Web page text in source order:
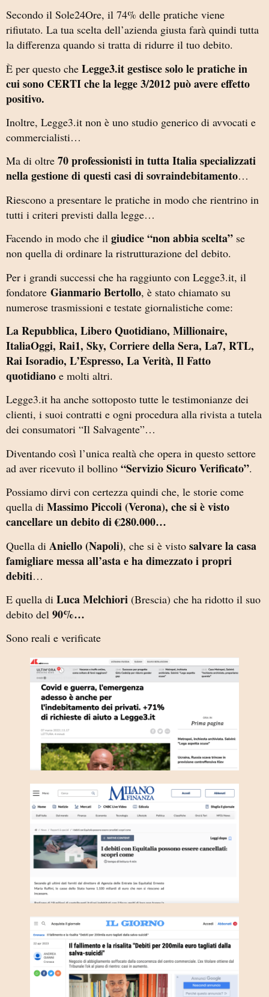
Secondo il Sole24Ore, il 74% delle pratiche viene
rifiutato. La tua scelta dell’azienda giusta farà quindi tutta
la differenza quando si tratta di ridurre il tuo debito.
È per questo che Legge3.it gestisce solo le pratiche in
cui sono CERTI che la legge 3/2012 può avere effetto
positivo.
Inoltre, Legge3.it non è uno studio generico di avvocati e
commercialisti…
Ma di oltre 70 professionisti in tutta Italia specializzati
nella gestione di questi casi di sovraindebitamento…
Riescono a presentare le pratiche in modo che rientrino in
tutti i criteri previsti dalla legge…
Facendo in modo che il giudice “non abbia scelta” se
non quella di ordinare la ristrutturazione del debito.
Per i grandi successi che ha raggiunto con Legge3.it, il
fondatore Gianmario Bertollo, è stato chiamato su
numerose trasmissioni e testate giornalistiche come:
La Repubblica, Libero Quotidiano, Millionaire,
ItaliaOggi, Rai1, Sky, Corriere della Sera, La7, RTL,
Rai Isoradio, L’Espresso, La Verità, Il Fatto
quotidiano e molti altri.
Legge3.it ha anche sottoposto tutte le testimonianze dei
clienti, i suoi contratti e ogni procedura alla rivista a tutela
dei consumatori “Il Salvagente”…
Diventando così l’unica realtà che opera in questo settore
ad aver ricevuto il bollino “Servizio Sicuro Verificato”.
Possiamo dirvi con certezza quindi che, le storie come
quella di Massimo Piccoli (Verona), che si è visto
cancellare un debito di €280.000…
Quella di Aniello (Napoli), che si è visto salvare la casa
famigliare messa all’asta e ha dimezzato i propri
debiti…
E quella di Luca Melchiori (Brescia) che ha ridotto il suo
debito del 90%…
Sono reali e verificate